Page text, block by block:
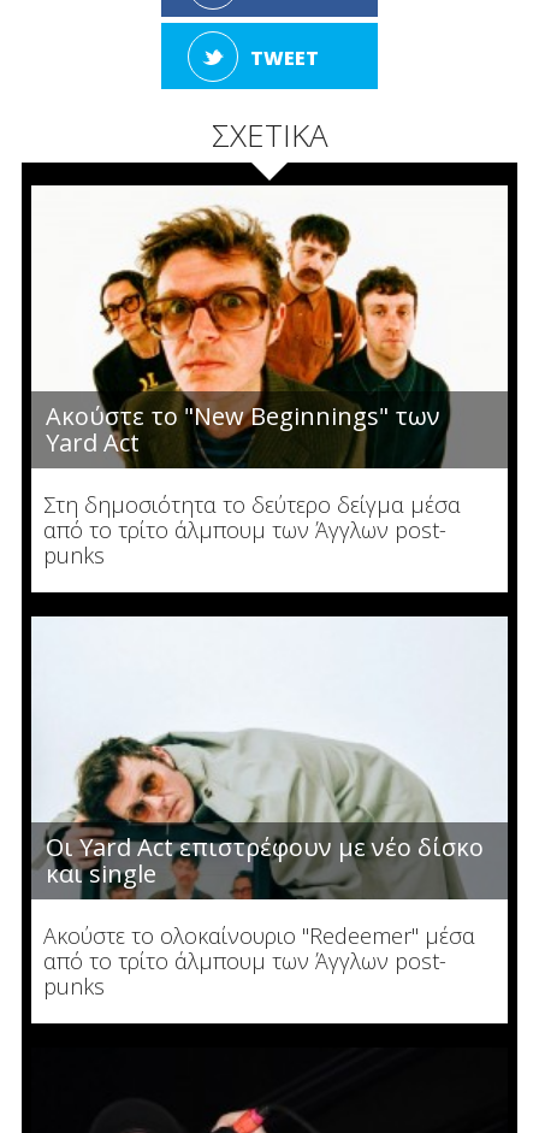
TWEET
ΣΧΕΤΙΚΑ
Ακούστε το "New Beginnings" των
Yard Act
Στη δημοσιότητα το δεύτερο δείγμα μέσα
από το τρίτο άλμπουμ των Άγγλων post-
punks
Οι Yard Act επιστρέφουν με νέο δίσκο
και single
Ακούστε το ολοκαίνουριο "Redeemer" μέσα
από το τρίτο άλμπουμ των Άγγλων post-
punks